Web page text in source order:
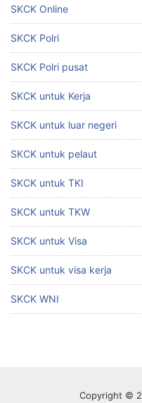
SKCK Online
SKCK Polri
SKCK Polri pusat
SKCK untuk Kerja
SKCK untuk luar negeri
SKCK untuk pelaut
SKCK untuk TKI
SKCK untuk TKW
SKCK untuk Visa
SKCK untuk visa kerja
SKCK WNI
Copyright ©